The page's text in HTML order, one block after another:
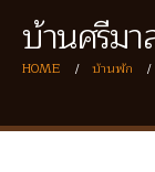
บ้านศรีมา
HOME บ้านพัก